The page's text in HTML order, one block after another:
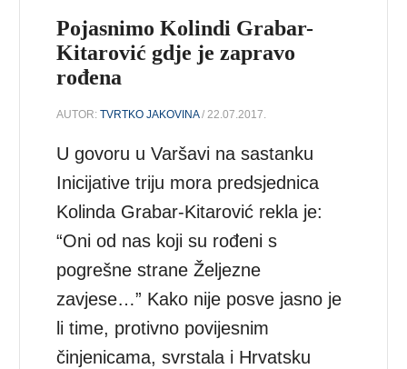
Pojasnimo Kolindi Grabar-
Kitarović gdje je zapravo
rođena
AUTOR:TVRTKO JAKOVINA/ 22.07.2017.
U govoru u Varšavi na sastanku
Inicijative triju mora predsjednica
Kolinda Grabar-Kitarović rekla je:
“Oni od nas koji su rođeni s
pogrešne strane Željezne
zavjese…” Kako nije posve jasno je
li time, protivno povijesnim
činjenicama, svrstala i Hrvatsku